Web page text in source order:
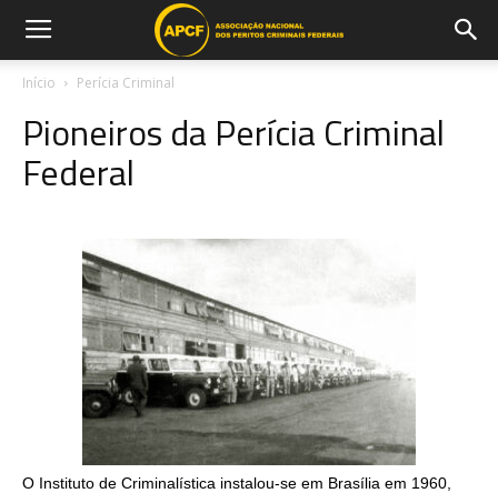
Início Perícia Criminal
Pioneiros da Perícia Criminal
Federal
O Instituto de Criminalística instalou-se em Brasília em 1960,